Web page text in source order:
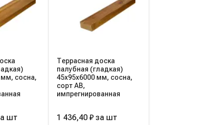
мм, сосна,
шт
Террасная доска
палубная (гладкая)
45х95х6000 мм, сосна,
сорт AB,
импрегнированная
1 436,40 ₽ за шт